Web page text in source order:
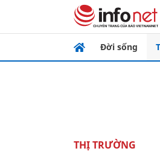
Đời sống
THỊ TRƯỜNG